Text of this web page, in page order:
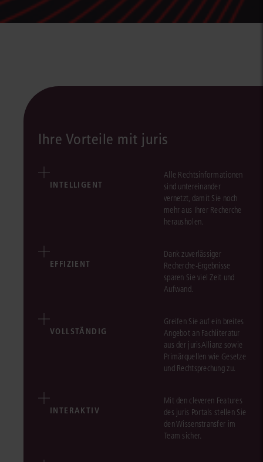
Ihre Vorteile mit juris
INTELLIGENT
Alle Rechtsinformationen
sind untereinander
vernetzt, damit Sie noch
mehr aus Ihrer Recherche
herausholen.
EFFIZIENT
Dank zuverlässiger
Recherche-Ergebnisse
sparen Sie viel Zeit und
Aufwand.
VOLLSTÄNDIG
Greifen Sie auf ein breites
Angebot an Fachliteratur
aus der jurisAllianz sowie
Primärquellen wie Gesetze
und Rechtsprechung zu.
INTERAKTIV
Mit den cleveren Features
des juris Portals stellen Sie
den Wissenstransfer im
Team sicher.